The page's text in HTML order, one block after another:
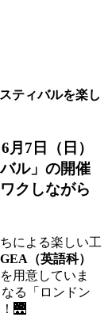
ティバルを楽し
7日（日）
ル」の開催
クしながら
による楽しい工
GEA（英語科）
用意していま
る「ロンドン
🌉